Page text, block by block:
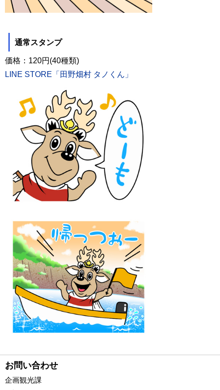
通常スタンプ
価格：120円(40種類)
LINE STORE「田野畑村 タノくん」
お問い合わせ
企画観光課